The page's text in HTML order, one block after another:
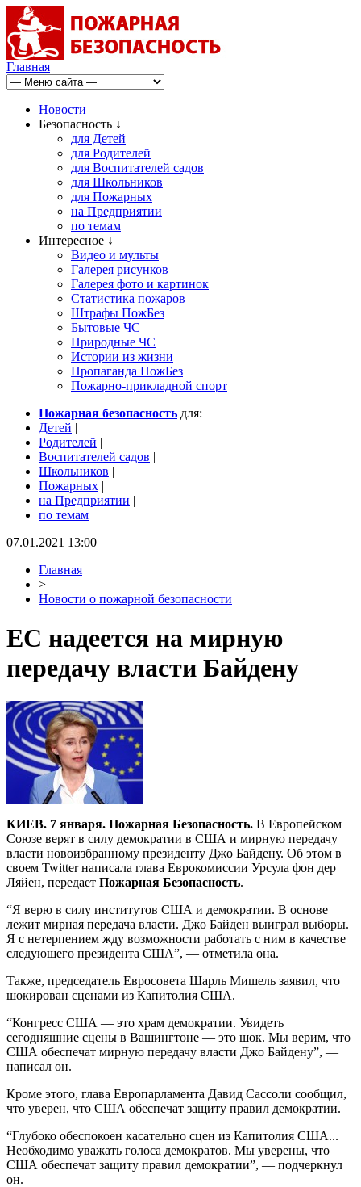
Главная
Новости
Безопасность ↓
для Детей
для Родителей
для Воспитателей садов
для Школьников
для Пожарных
на Предприятии
по темам
Интересное ↓
Видео и мульты
Галерея рисунков
Галерея фото и картинок
Статистика пожаров
Штрафы ПожБез
Бытовые ЧС
Природные ЧС
Истории из жизни
Пропаганда ПожБез
Пожарно-прикладной спорт
Пожарная безопасность для:
Детей |
Родителей |
Воспитателей садов |
Школьников |
Пожарных |
на Предприятии |
по темам
07.01.2021 13:00
Главная
>
Новости о пожарной безопасности
ЕС надеется на мирную
передачу власти Байдену
КИЕВ. 7 января. Пожарная Безопасность. В Европейском
Союзе верят в силу демократии в США и мирную передачу
власти новоизбранному президенту Джо Байдену. Об этом в
своем Twitter написала глава Еврокомиссии Урсула фон дер
Ляйен, передает Пожарная Безопасность.
“Я верю в силу институтов США и демократии. В основе
лежит мирная передача власти. Джо Байден выиграл выборы.
Я с нетерпением жду возможности работать с ним в качестве
следующего президента США”, — отметила она.
Также, председатель Евросовета Шарль Мишель заявил, что
шокирован сценами из Капитолия США.
“Конгресс США — это храм демократии. Увидеть
сегодняшние сцены в Вашингтоне — это шок. Мы верим, что
США обеспечат мирную передачу власти Джо Байдену”, —
написал он.
Кроме этого, глава Европарламента Давид Сассоли сообщил,
что уверен, что США обеспечат защиту правил демократии.
“Глубоко обеспокоен касательно сцен из Капитолия США...
Необходимо уважать голоса демократов. Мы уверены, что
США обеспечат защиту правил демократии”, — подчеркнул
он.